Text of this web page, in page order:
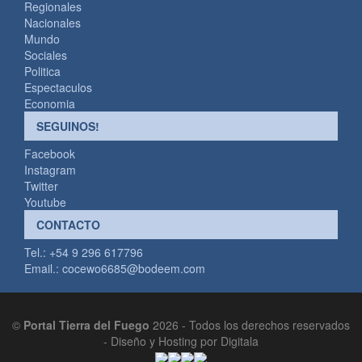
Regionales
Nacionales
Mundo
Sociales
Politica
Espectaculos
Economia
SEGUINOS!
Facebook
Instagram
Twitter
Youtube
CONTACTO
Tel.: +54 9 296 617796
Email.: cocewo6685@bodeem.com
© Portal Tierra del Fuego 2026 - Todos los derechos reservados
- Diseño y Hosting por Digitala